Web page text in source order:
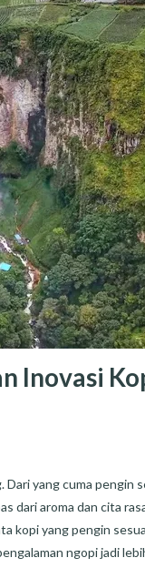
Inovasi
Dari yang cuma
dari aroma dan cita
yang pengin
ngopi jadi